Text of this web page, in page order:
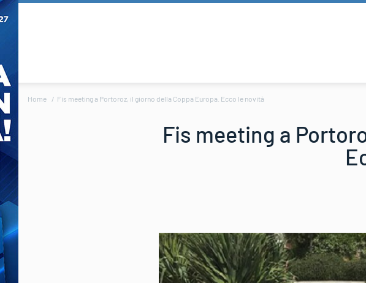
Home Fis meeting a Portoroz, il giorno della Coppa Europa. Ecco le novità
Fis meeting a